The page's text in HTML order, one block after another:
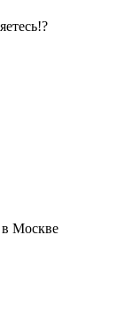
в Москве